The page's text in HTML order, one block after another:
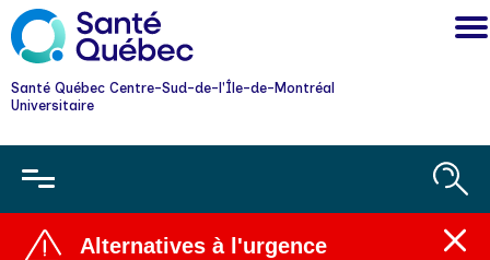
Santé Québec Centre-Sud-de-l'Île-de-Montréal
Universitaire
Alternatives à l'urgence